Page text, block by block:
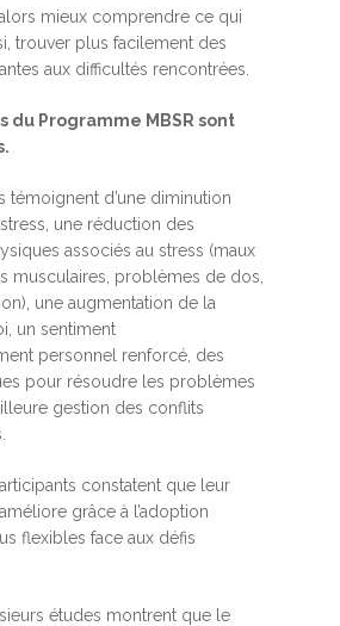
mieux comprendre ce qui
trouver plus facilement des
aux difficultés rencontrées.
du Programme MBSR sont
témoignent d’une diminution
une réduction des
associés au stress (maux
musculaires, problèmes de dos,
une augmentation de la
un sentiment
personnel renforcé, des
pour résoudre les problèmes
gestion des conflits
constatent que leur
grâce à l’adoption
flexibles face aux défis
études montrent que le